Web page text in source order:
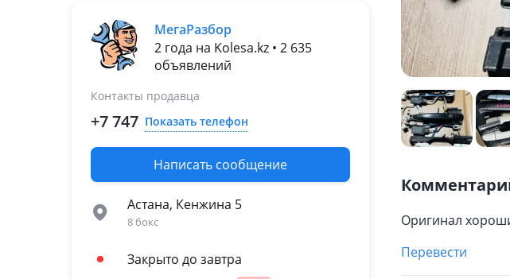
МегаРазбор
2 года на Kolesa.kz • 2 635
объявлений
Контакты продавца
+7 747 Показать телефон
Написать сообщение
Астана, Кенжина 5
8 бокс
Закрыто до завтра
Оригинал
Перевести